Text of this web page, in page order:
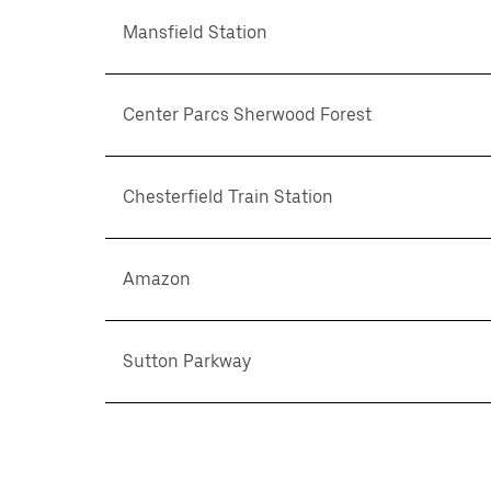
Mansfield Station
Center Parcs Sherwood Forest
Chesterfield Train Station
Amazon
Sutton Parkway